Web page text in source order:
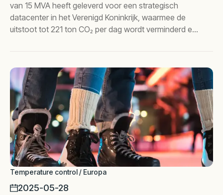
van 15 MVA heeft geleverd voor een strategisch
datacenter in het Verenigd Koninkrijk, waarmee de
uitstoot tot 221 ton CO₂ per dag wordt verminderd en
Temperature control / Europa
2025-05-28